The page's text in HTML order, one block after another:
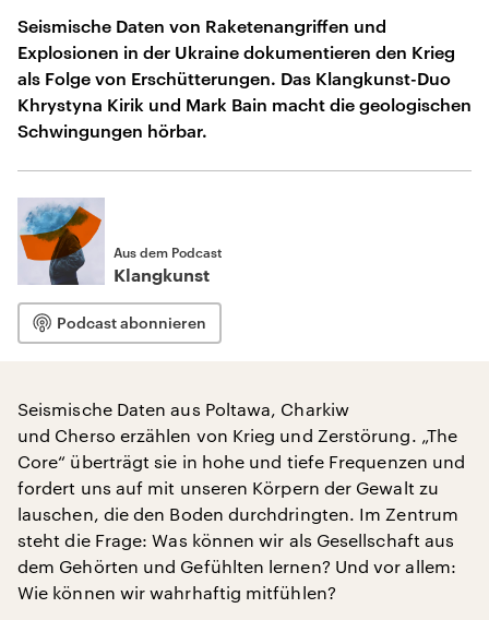
Seismische Daten von Raketenangriffen und
Explosionen in der Ukraine dokumentieren den Krieg
als Folge von Erschütterungen. Das Klangkunst-Duo
Khrystyna Kirik und Mark Bain macht die geologischen
Schwingungen hörbar.
Aus dem Podcast
Klangkunst
Podcast abonnieren
Seismische Daten aus Poltawa, Charkiw
und Cherso erzählen von Krieg und Zerstörung. „The
Core“ überträgt sie in hohe und tiefe Frequenzen und
fordert uns auf mit unseren Körpern der Gewalt zu
lauschen, die den Boden durchdringten. Im Zentrum
steht die Frage: Was können wir als Gesellschaft aus
dem Gehörten und Gefühlten lernen? Und vor allem:
Wie können wir wahrhaftig mitfühlen?